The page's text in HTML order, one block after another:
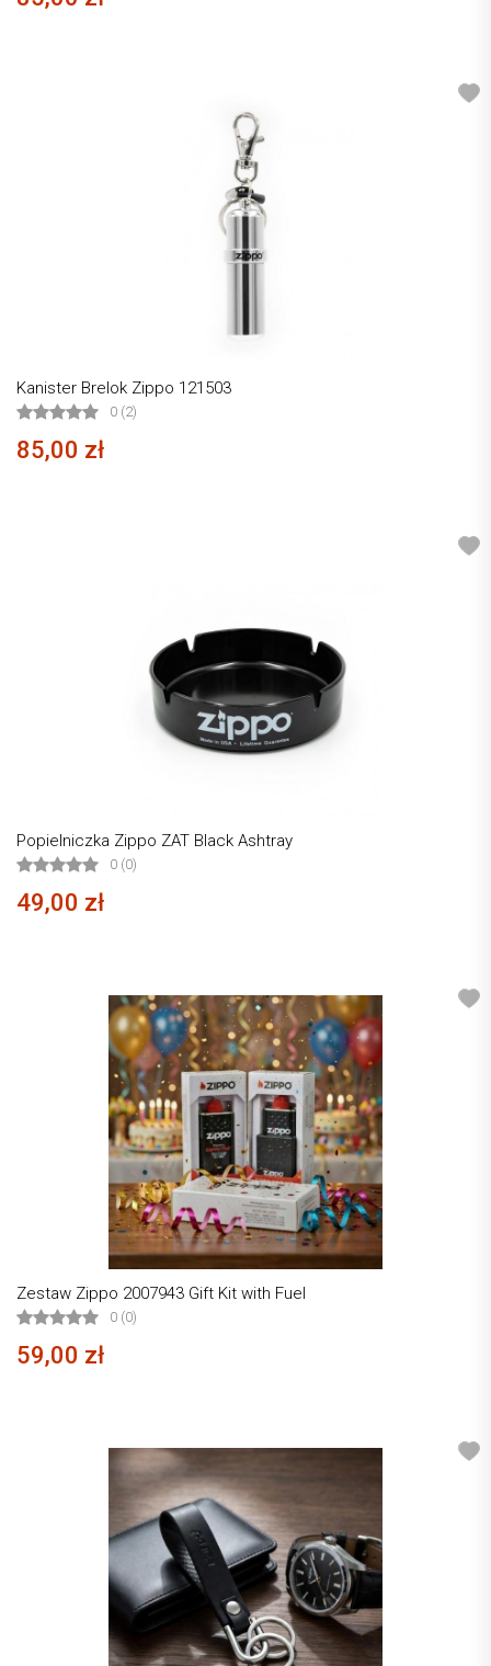
Kanister Brelok Zippo 121503
0 (2)
85,00 zł
Popielniczka Zippo ZAT Black Ashtray
0 (0)
49,00 zł
Zestaw Zippo 2007943 Gift Kit with Fuel
0 (0)
59,00 zł